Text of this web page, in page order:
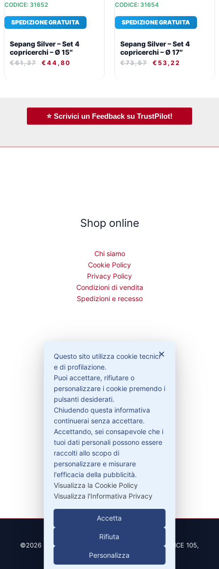
CODICE: 31652
SPEDIZIONE GRATUITA
Sepang Silver – Set 4
copricerchi – Ø 15″
€61,37 € 44,80
CODICE: 31654
SPEDIZIONE GRATUITA
Sepang Silver – Set 4
copricerchi – Ø 17″
€73,57 € 53,22
⭐ Scrivici un Feedback su TrustPilot!
Shop online
Chi siamo
Cookie Policy
Privacy Policy
Condizioni di vendita
Spedizioni e recesso
Contattaci
Garanzie
Contatti
329-30.78.513
info@pitdriver.com
©2026 PitDriver | CROCO DEAL S.R.L. VIA DEL SALICE 105,
97100 RAGUSA (RG)
✕
Questo sito utilizza cookie tecnici
e di profilazione.
Puoi accettare, rifiutare o
personalizzare i cookie premendo i
pulsanti desiderati.
Chiudendo questa informativa
continuerai senza accettare.
Accettando, sei consapevole che i
tuoi dati personali possono essere
raccolti allo scopo di
personalizzare e misurare
l'efficacia della pubblicità.
Visualizza la Cookie Policy
Visualizza l'Informativa Privacy
Accetta
Rifiuta
Personalizza